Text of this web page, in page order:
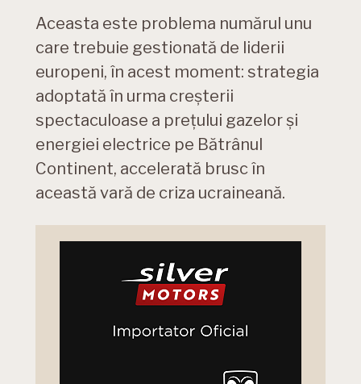
Aceasta este problema numărul unu
care trebuie gestionată de liderii
europeni, în acest moment: strategia
adoptată în urma creșterii
spectaculoase a prețului gazelor și
energiei electrice pe Bătrânul
Continent, accelerată brusc în
această vară de criza ucraineană.